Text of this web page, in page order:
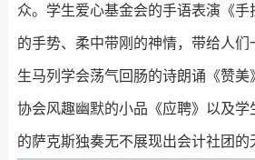
众。学生爱心基金会的手语表演《
的手势、柔中带刚的神情，带给人
生马列学会荡气回肠的诗朗诵《赞
协会风趣幽默的小品《应聘》以及学
的萨克斯独奏无不展现出会计社团的